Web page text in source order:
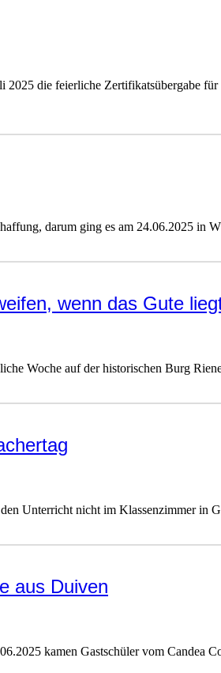
2025 die feierliche Zertifikatsübergabe
darum ging es am 24.06.2025 in
wenn das Gute
Woche auf der historischen Burg
Unterricht nicht im Klassenzimmer in
aus Duiven
kamen Gastschüler vom Candea